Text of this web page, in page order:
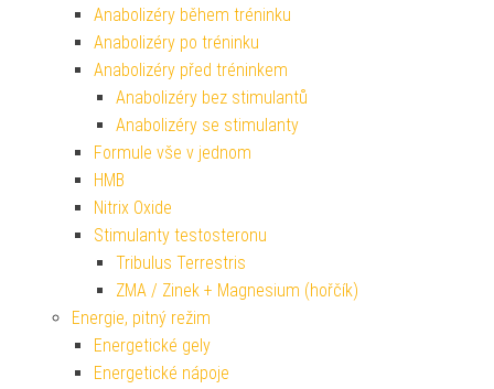
Anabolizéry během tréninku
Anabolizéry po tréninku
Anabolizéry před tréninkem
Anabolizéry bez stimulantů
Anabolizéry se stimulanty
Formule vše v jednom
HMB
Nitrix Oxide
Stimulanty testosteronu
Tribulus Terrestris
ZMA / Zinek + Magnesium (hořčík)
Energie, pitný režim
Energetické gely
Energetické nápoje